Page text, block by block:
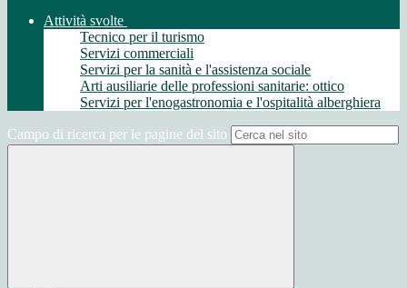
Attività svolte
Tecnico per il turismo
Servizi commerciali
Servizi per la sanità e l'assistenza sociale
Arti ausiliarie delle professioni sanitarie: ottico
Servizi per l'enogastronomia e l'ospitalità alberghiera
Campo di ricerca per le pagine del sito